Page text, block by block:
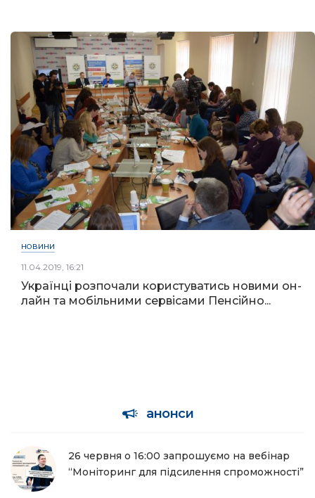
НОВИНИ
11.04.2019, 16:21
Українці розпочали користуватись новими он-
лайн та мобільними сервісами Пенсійно...
анонси
26 червня о 16:00 запрошуємо на вебінар
“Моніторинг для підсилення спроможності”